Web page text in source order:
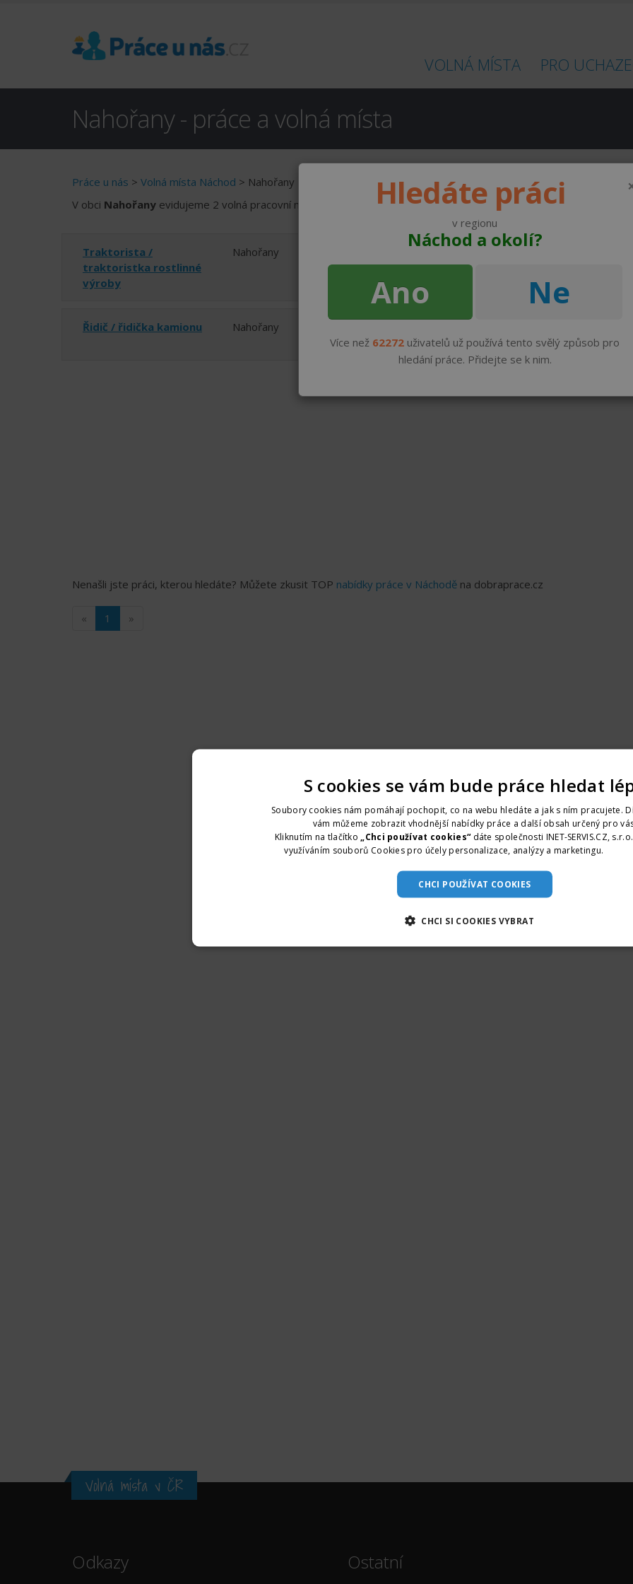
VOLNÁ MÍSTA PRO
Nahořany - práce a volná místa
Práce u nás > Volná místa Náchod > Nahořany
V obci Nahořany evidujeme 2 volná pracovní místa.
Traktorista /
traktoristka rostlinné
výroby
Nahořany
200 ,- Kč
Řidič / řidička kamionu Nahořany
do 85000 ,- Kč
Nenašli jste práci, kterou hledáte? Můžete zkusit TOP nabídky práce v Náchodě na dobraprace.cz
« 1 »
Hledáte práci
v regionu
Náchod a okolí?
Ano Ne
Více než 62272 uživatelů už používá tento svělý způsob pro
hledání práce. Přidejte se k nim.
Volná místa v ČR
Odkazy Ostatní
S cookies se vám bude práce hledat
Soubory cookies nám pomáhají pochopit, co na webu hledáte a jak s ním pracujete.
vám můžeme zobrazit vhodnější nabídky práce a další obsah určený pro
Kliknutím na tlačítko
„Chci používat cookies“ dáte společnosti INET-SERVIS.CZ,
využíváním souborů Cookies pro účely personalizace, analýzy a marketingu.
CHCI POUŽÍVAT COOKIES
CHCI SI COOKIES VYBRAT